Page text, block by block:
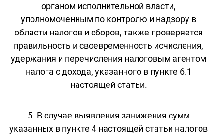
органом исполнительной власти,
уполномоченным по контролю и надзору в
области налогов и сборов, также проверяется
правильность и своевременность исчисления,
удержания и перечисления налоговым агентом
налога с дохода, указанного в пункте 6.1
настоящей статьи.
5. В случае выявления занижения сумм
указанных в пункте 4 настоящей статьи налогов